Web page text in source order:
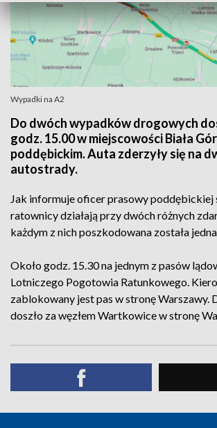
Wypadki na A2
Do dwóch wypadków drogowych
godz. 15.00 w miejscowości Biała
poddębickim. Auta zderzyły się na
autostrady.
Jak informuje oficer prasowy poddębickiej
ratownicy działają przy dwóch różnych
każdym z nich poszkodowana została
Około godz. 15.30 na jednym z pasów
Lotniczego Pogotowia Ratunkowego.
zablokowany jest pas w stronę Warszawy.
doszło za węzłem Wartkowice w stronę